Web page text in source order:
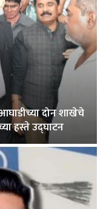
दोन शाखेचे
हस्ते उद्घाटन